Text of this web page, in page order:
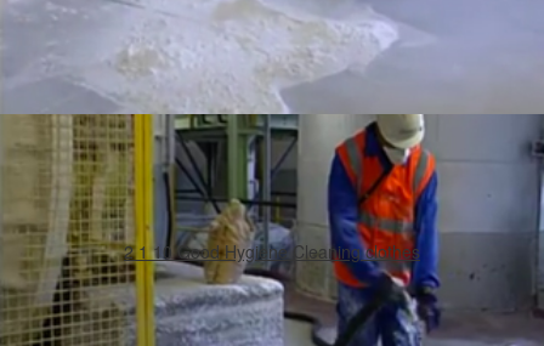
2 1 10 Good Hygiene Cleaning clothes